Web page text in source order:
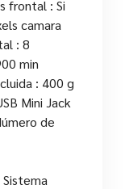
frontal : Si
camara
: 8
min
: 400 g
Mini Jack
de
Sistema